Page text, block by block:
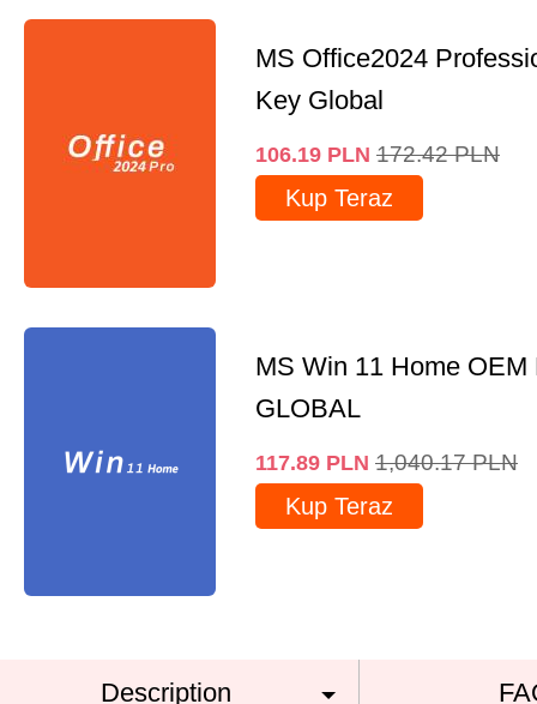
MS Office2024
Key Global
106.19 PLN 172.42 PLN
Kup Teraz
MS Win 11 Home OEM
GLOBAL
117.89 PLN 1,040.17 PLN
Kup Teraz
Description